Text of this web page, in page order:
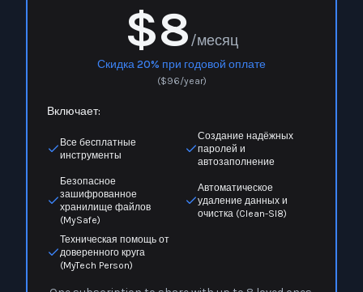
$8/месяц
Скидка 20% при годовой оплате
($96/year)
Включает:
Все бесплатные
инструменты
Создание надёжных
паролей и
автозаполнение
Безопасное
зашифрованное
хранилище файлов
(MySafe)
Автоматическое
удаление данных и
очистка (Clean-Sl8)
Техническая помощь от
доверенного круга
(MyTech Person)